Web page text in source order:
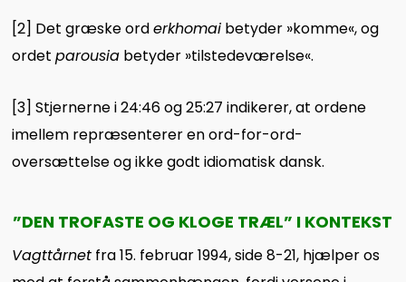
[2] Det græske orderkhomai betyder »komme«, og
ordetparousia betyder »tilstedeværelse«.
[3] Stjernerne i 24:46 og 25:27 indikerer, at ordene
imellem repræsenterer en ord-for-ord-
oversættelse og ikke godt idiomatisk dansk.
”DEN TROFASTE OG KLOGE TRÆL” I KONTEKST
Vagttårnet fra 15. februar 1994, side 8-21, hjælper os